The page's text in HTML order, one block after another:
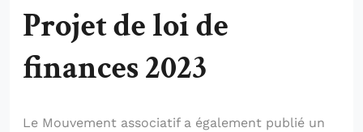
Projet de loi de
finances 2023
Le Mouvement associatif a également publié un